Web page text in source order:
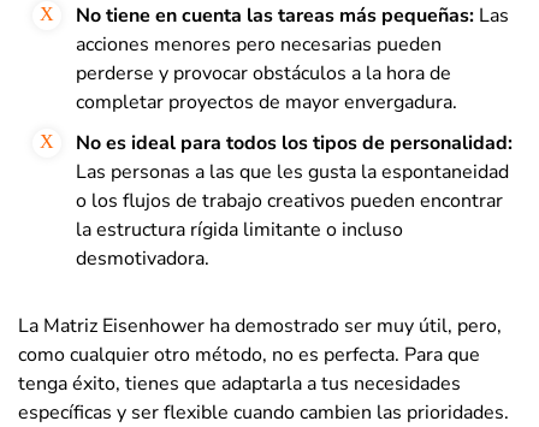
No tiene en cuenta las tareas más pequeñas: Las
acciones menores pero necesarias pueden
perderse y provocar obstáculos a la hora de
completar proyectos de mayor envergadura.
No es ideal para todos los tipos de personalidad:
Las personas a las que les gusta la espontaneidad
o los flujos de trabajo creativos pueden encontrar
la estructura rígida limitante o incluso
desmotivadora.
La Matriz Eisenhower ha demostrado ser muy útil, pero,
como cualquier otro método, no es perfecta. Para que
tenga éxito, tienes que adaptarla a tus necesidades
específicas y ser flexible cuando cambien las prioridades.